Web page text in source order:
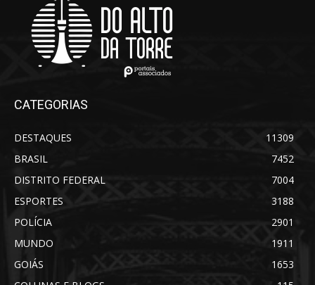
CATEGORIAS
DESTAQUES
11309
BRASIL
7452
DISTRITO FEDERAL
7004
ESPORTES
3188
POLÍCIA
2901
MUNDO
1911
GOIÁS
1653